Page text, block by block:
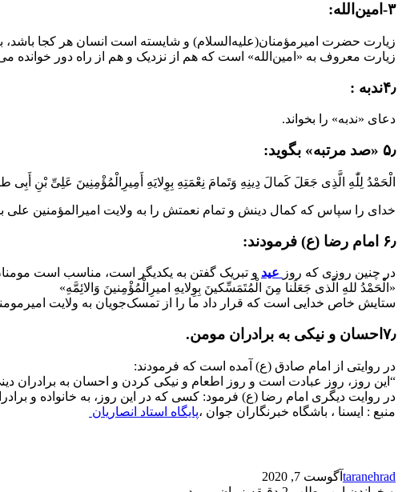
۳-امین‌الله:
زیارت حضرت امیرمؤمنان(علیه‌السلام) و شایسته است انسان هر کجا
زیارت معروف به «امین‌الله» است که هم از نزدیک و هم از راه دور خوانده
۴٫ندبه :
دعاى «ندبه» را بخواند.
۵٫ «صد مرتبه» بگوید:
الْحَمْدُ لِلّٰهِ الَّذِی جَعَلَ کَمالَ دِینِهِ وَتَمامَ نِعْمَتِهِ بِوِلایَهِ أَمِیرِالْمُؤْمِنِینَ عَلِیِّ بْنِ أَبِی
خدای را سپاس که کمال دینش و تمام نعمتش را به ولایت امیرالمؤمنین علی
۶٫ امام رضا (ع) فرمودند:
در چنین روزی که روز عید و تبریک گفتن به یکدیگر است، مناسب است
«الْحَمْدُ للهِ الَّذی جَعَلَنا مِنَ الْمُتَمَسِّکینَ بِوِلایهِ امیرِالْمُؤْمِنینَ وَالائِمَّهِ»
ستایش خاص خدایی است که قرار داد ما را از تمسک‌جویان به ولایت
۷٫احسان و نیکی به برادران مومن.
در روایتی از امام صادق (ع) آمده است که فرمودند:
“این روز، روز عبادت است و روز اطعام و نیکی کردن و احسان به برادران
در روایت دیگری امام رضا (ع) فرمود: کسی که در این روز، به خانواده و
منبع : ایسنا ، باشگاه خبرنگاران جوان ،پایگاه استاد انصاریان
taranehrad آگوست 7, 2020